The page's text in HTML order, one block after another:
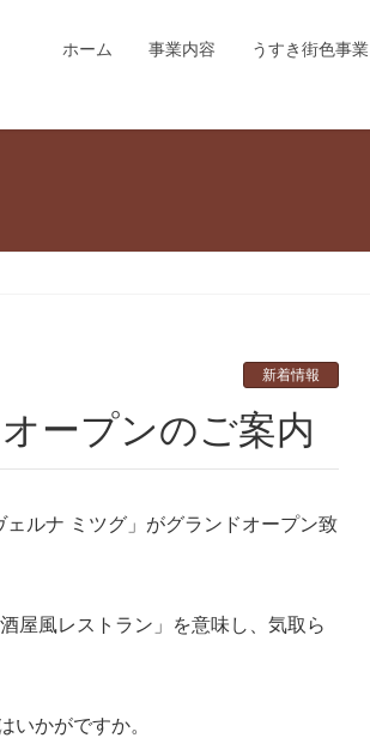
ホーム 事業内容 うすき街色事業
新着情報
オープンのご案内
ルナ ミツグ」がグランドオープン致
屋風レストラン」を意味し、気取ら
いかがですか。